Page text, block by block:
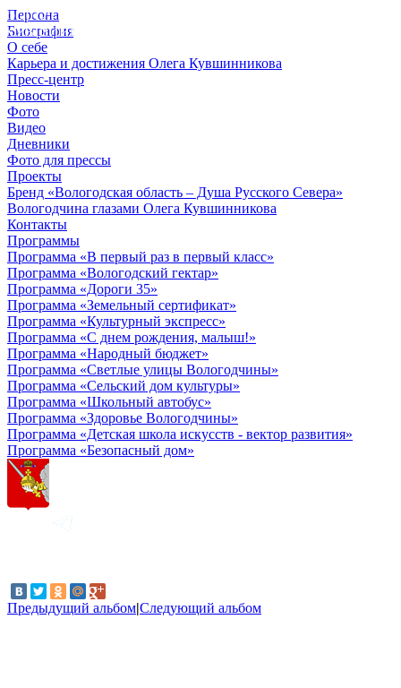
Персона
Биография
О себе
Карьера и достижения Олега Кувшинникова
Пресс-центр
Новости
Фото
Видео
Дневники
Фото для прессы
Проекты
Бренд «Вологодская область – Душа Русского Севера»
Вологодчина глазами Олега Кувшинникова
Контакты
Программы
Программа «В первый раз в первый класс»
Программа «Вологодский гектар»
Программа «Дороги 35»
Программа «Земельный сертификат»
Программа «Культурный экспресс»
Программа «С днем рождения, малыш!»
Программа «Народный бюджет»
Программа «Светлые улицы Вологодчины»
Программа «Сельский дом культуры»
Программа «Школьный автобус»
Программа «Здоровье Вологодчины»
Программа «Детская школа искусств - вектор развития»
Программа «Безопасный дом»
Предыдущий альбом|Следующий альбом
© 2012 - 2023,
КУВШИННИКОВ О.А.